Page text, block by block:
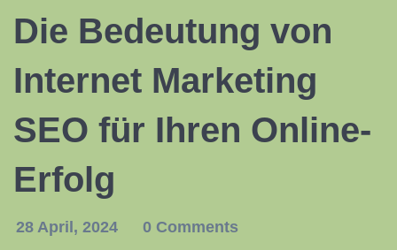
España
Die Bedeutung von
Internet Marketing
SEO für Ihren Online-
Erfolg
28 April, 2024 0 Comments